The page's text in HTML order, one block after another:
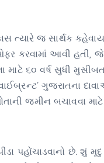
ત્યારે જ સાર્થક
કરવામાં આવી હતી,
૬૦ વર્ષ સુધી
ગુજરાતના
જમીન બચાવવા માટે
પહોંચાડવાનો છે. શું